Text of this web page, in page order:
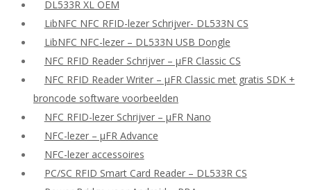
DL533R XL OEM
LibNFC NFC RFID-lezer Schrijver- DL533N CS
LibNFC NFC-lezer – DL533N USB Dongle
NFC RFID Reader Schrijver – μFR Classic CS
NFC RFID Reader Writer – μFR Classic met gratis SDK +
broncode software voorbeelden
NFC RFID-lezer Schrijver – μFR Nano
NFC-lezer – μFR Advance
NFC-lezer accessoires
PC/SC RFID Smart Card Reader – DL533R CS